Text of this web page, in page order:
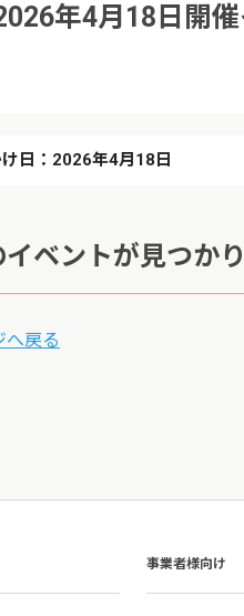
年4月18日開
日：2026年4月18日
ベントが見つか
へ戻る
事業者様向け